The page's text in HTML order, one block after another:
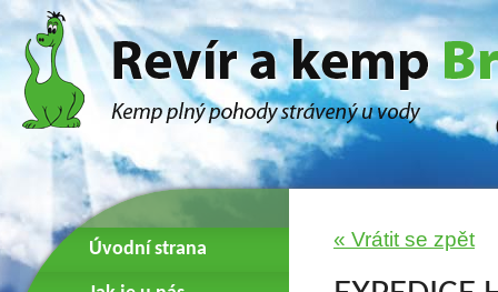
Úvodní strana « Vrátit se zpět